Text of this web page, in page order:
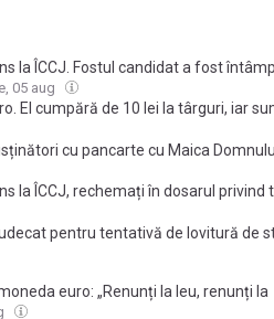
la ÎCCJ. Fostul candidat a fost
05 aug
El cumpără de 10 lei la târguri, iar
cu pancarte cu Maica
în dosarul de tentativă de
la ÎCCJ, rechemați în dosarul privind
pentru susținerea fostului
pentru tentativă de lovitură de
dosarului
euro: „Renunți la leu, renunți la